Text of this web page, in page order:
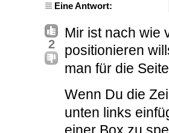
Eine Antwort:
2
Mir ist nach wie
positionieren
man für die
Wenn Du die
unten links